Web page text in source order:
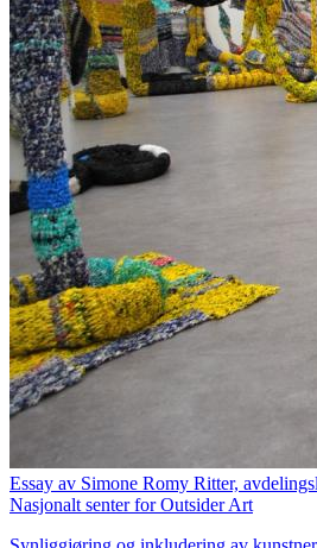
Essay av Simone Romy Ritter,
Nasjonalt senter for Outsider Art